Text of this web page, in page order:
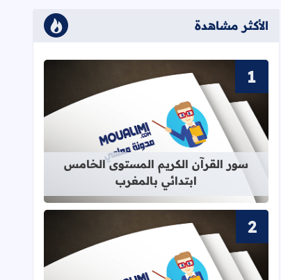
الأكثر مشاهدة
قراءة المزيد عن سور القرآن الكريم
سور القرآن الكريم المستوى الخامس
ابتدائي بالمغرب